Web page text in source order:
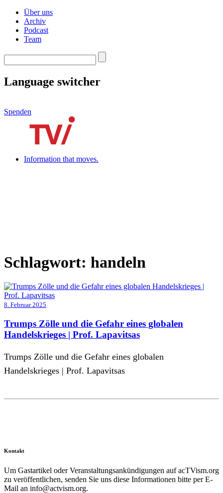
Über uns
Archiv
Podcast
Team
Language switcher
Spenden
Information that moves.
Schlagwort: handeln
8. Februar 2025
Trumps Zölle und die Gefahr eines globalen
Handelskrieges | Prof. Lapavitsas
Trumps Zölle und die Gefahr eines globalen
Handelskrieges | Prof. Lapavitsas
Kontakt
Um Gastartikel oder Veranstaltungsankündigungen auf acTVism.org
zu veröffentlichen, senden Sie uns diese Informationen bitte per E-
Mail an info@actvism.org.